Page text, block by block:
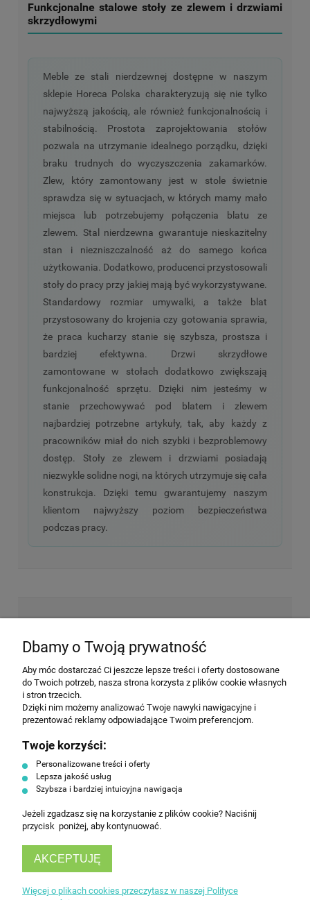
Funkcjonalne stalowe stoły ze zlewem i drzwiami
skrzydłowymi
Meble ze stali nierdzewnej dostępne w naszym
sklepie Horeca Polska charakteryzują się nie tylko
najwyższą jakością, ale również funkcjonalnością i
stabilnością. Prostota zaprojektowania stołów
pozwala na utrzymanie idealnego porządku, dzięki
braku trudnych do wyczyszczenia zakamarków.
Zlew, który zamontowany jest w stole świetnie
sprawdza się w sytuacjach, w których mamy mało
miejsca lub potrzebujemy połączenia blatu ze
zlewem. Stal nierdzewna gwarantuje nieskazitelny
stan i niezniszczalność aż do samego końca
użytkowania. Dodatkowo, producenci przystosowali
stoły do pracy przy jakiej mają być wykorzystywane.
Standardowy rozmiar umywalki, a także blat
przystosowany do krojenia czy gotowania sprawia,
że praca kucharzy stanie się szybsza, prostsza i
bardziej efektywna. Drzwi skrzydłowe
zamontowane w stołach dodatkowo zwiększają
funkcjonalność sprzętu. Dzięki nim jesteśmy w
stanie przechowywać pod blatem i zlewem
najbardziej potrzebne artykuły, tak, aby każdy z
pracowników miał do nich szybki i bezproblemowy
dostęp. Stoły ze zlewem i drzwiami posiadają
niezwykle solidne nogi, na których utrzymuje się cała
konstrukcja. Dzięki temu gwarantujemy naszym
klientom najwyższy poziom bezpieczeństwa
podczas pracy.
Wyrażam zgodę na przesyłanie informacji
handlowej na poniższy adres email. Więcej w
ZAPISZ SIĘ
Dbamy o Twoją prywatność
Aby móc dostarczać Ci jeszcze lepsze treści i oferty dostosowane
do Twoich potrzeb, nasza strona korzysta z plików cookie własnych
i stron trzecich.
Dzięki nim możemy analizować Twoje nawyki nawigacyjne i
prezentować reklamy odpowiadające Twoim preferencjom.
Twoje korzyści:
Personalizowane treści i oferty
Lepsza jakość usług
Szybsza i bardziej intuicyjna nawigacja
Jeżeli zgadzasz się na korzystanie z plików cookie? Naciśnij
przycisk poniżej, aby kontynuować.
AKCEPTUJĘ
Więcej o plikach cookies przeczytasz w naszej Polityce